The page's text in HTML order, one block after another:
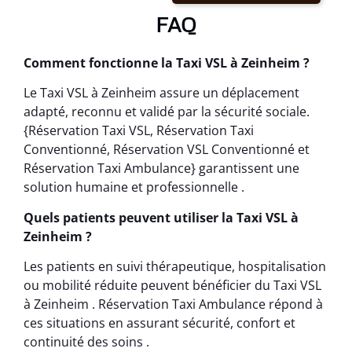
FAQ
Comment fonctionne la Taxi VSL à Zeinheim ?
Le Taxi VSL à Zeinheim assure un déplacement
adapté, reconnu et validé par la sécurité sociale.
{Réservation Taxi VSL, Réservation Taxi
Conventionné, Réservation VSL Conventionné et
Réservation Taxi Ambulance} garantissent une
solution humaine et professionnelle .
Quels patients peuvent utiliser la Taxi VSL à
Zeinheim ?
Les patients en suivi thérapeutique, hospitalisation
ou mobilité réduite peuvent bénéficier du Taxi VSL
à Zeinheim . Réservation Taxi Ambulance répond à
ces situations en assurant sécurité, confort et
continuité des soins .